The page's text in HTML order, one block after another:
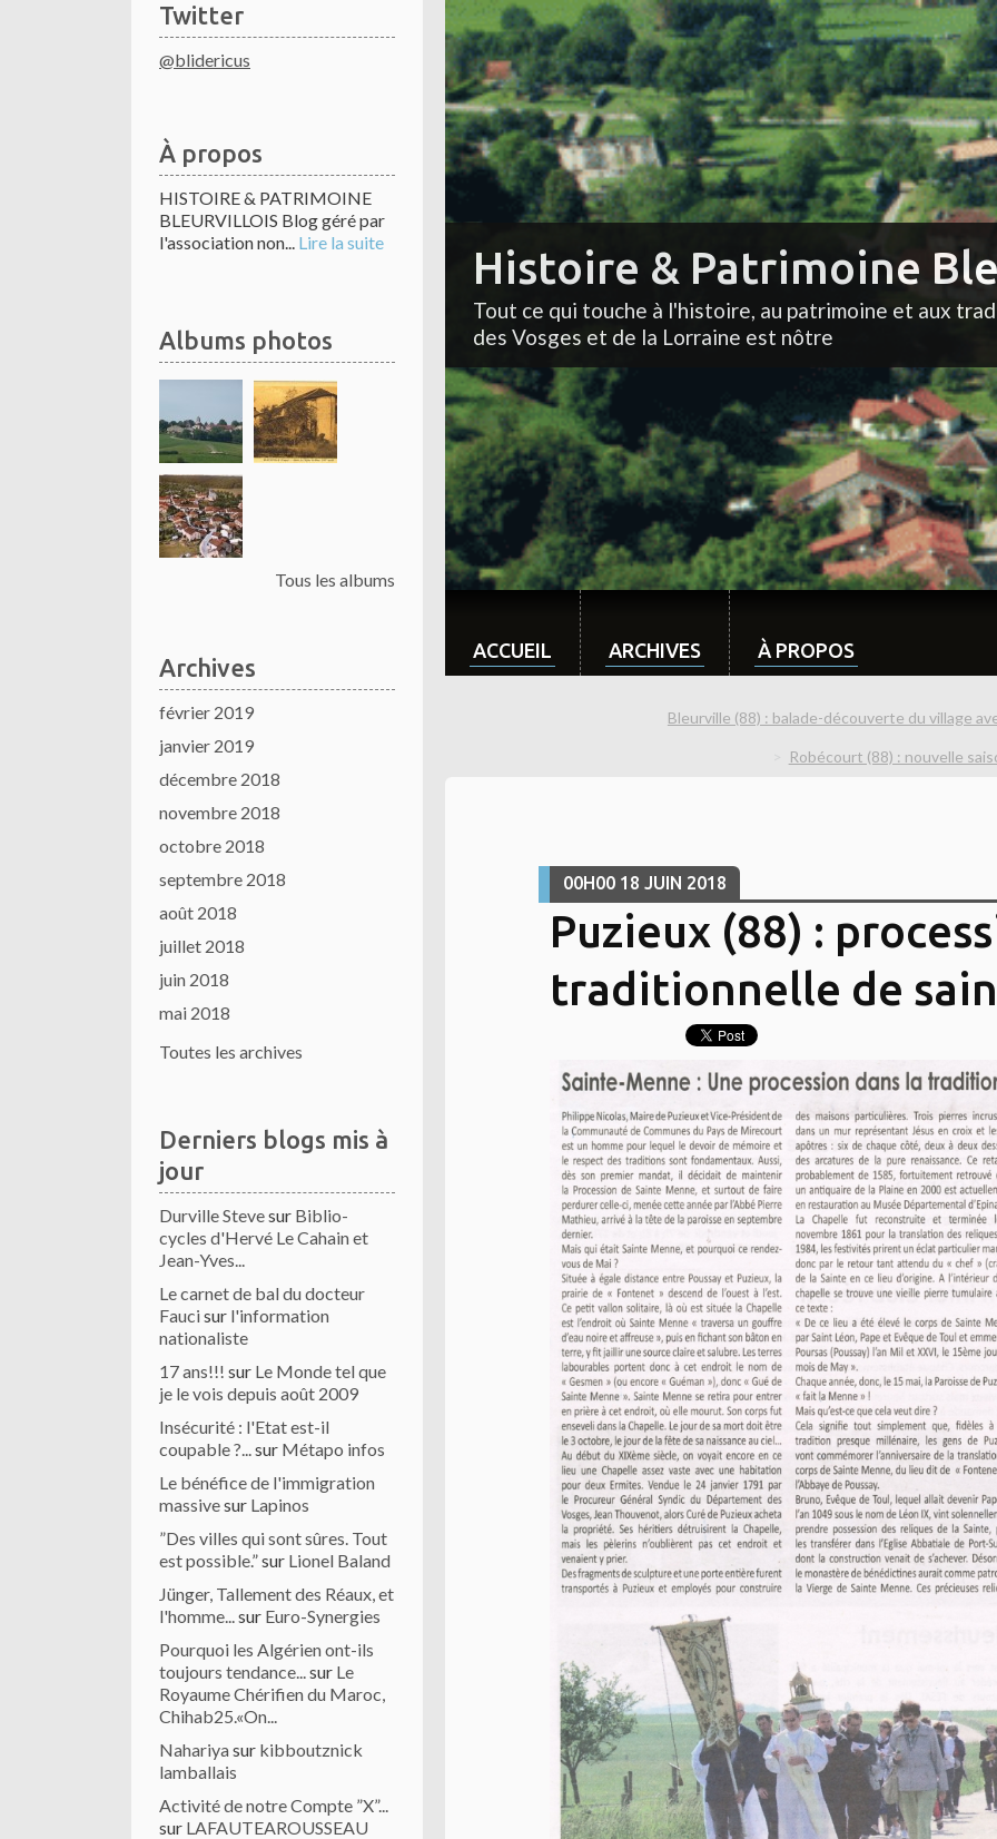
Twitter
@blidericus
À propos
HISTOIRE & PATRIMOINE
BLEURVILLOIS Blog géré par
l'association non... Lire la suite
Albums photos
Tous les albums
Archives
février 2019
janvier 2019
décembre 2018
novembre 2018
octobre 2018
septembre 2018
août 2018
juillet 2018
juin 2018
mai 2018
Toutes les archives
Derniers blogs mis à
jour
Durville Stevesur Biblio-
cycles d'Hervé Le Cahain et
Jean-Yves...
Le carnet de bal du docteur
Faucisur l'information
nationaliste
17 ans!!! sur Le Monde tel que
je le vois depuis août 2009
Insécurité : l'Etat est-il
coupable ?...sur Métapo infos
Le bénéfice de l'immigration
massivesur Lapinos
”Des villes qui sont sûres. Tout
est possible.”sur Lionel Baland
Jünger, Tallement des Réaux, et
l'homme...sur Euro-Synergies
Pourquoi les Algérien ont-ils
toujours tendance...sur Le
Royaume Chérifien du Maroc,
Chihab25.«On...
Nahariyasur kibboutznick
lamballais
Activité de notre Compte ”X”...
sur LAFAUTEAROUSSEAU
Histoire & Patrimoine
Tout ce qui touche à l'histoire, au patrimoine et aux
des Vosges et de la Lorraine est nôtre
ACCUEIL ARCHIVES À PROPOS
Bleurville (88) : balade-découverte du village
Robécourt (88) : nouvelle
00H00 18 JUIN 2018
Puzieux (88) :
traditionnelle de